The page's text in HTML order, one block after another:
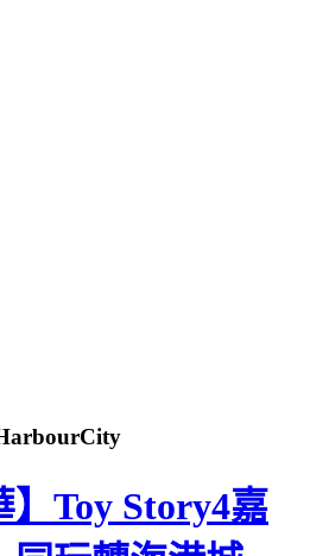
】Toy Story4嘉